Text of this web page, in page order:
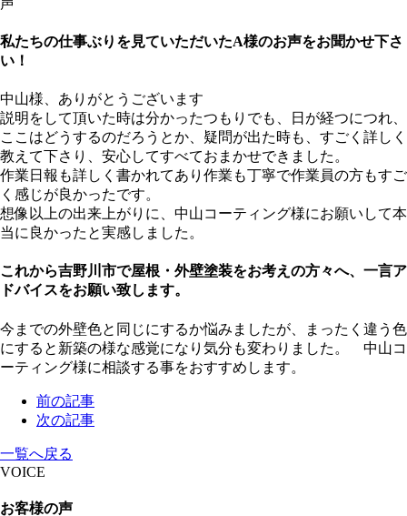
私たちの仕事ぶりを見ていただいたA様のお声をお聞かせ下さ
い！
中山様、ありがとうございます
説明をして頂いた時は分かったつもりでも、日が経つにつれ、
ここはどうするのだろうとか、疑問が出た時も、すごく詳しく
教えて下さり、安心してすべておまかせできました。
作業日報も詳しく書かれてあり作業も丁寧で作業員の方もすご
く感じが良かったです。
想像以上の出来上がりに、中山コーティング様にお願いして本
当に良かったと実感しました。
これから吉野川市で屋根・外壁塗装をお考えの方々へ、一言ア
ドバイスをお願い致します。
今までの外壁色と同じにするか悩みましたが、まったく違う色
にすると新築の様な感覚になり気分も変わりました。 中山コ
ーティング様に相談する事をおすすめします。
前の記事
次の記事
一覧へ戻る
VOICE
お客様の声